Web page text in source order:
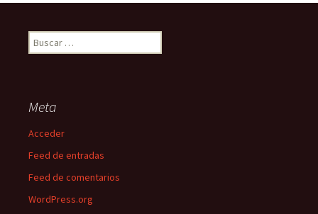
Buscar:
Meta
Acceder
Feed de entradas
Feed de comentarios
WordPress.org